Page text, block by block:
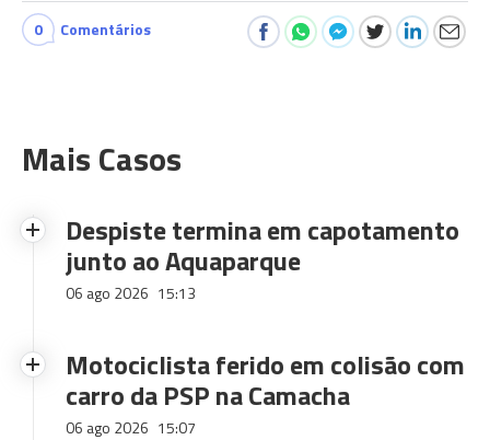
0 Comentários
Mais Casos
Despiste termina em capotamento
junto ao Aquaparque
06 ago 2026 15:13
Motociclista ferido em colisão com
carro da PSP na Camacha
06 ago 2026 15:07